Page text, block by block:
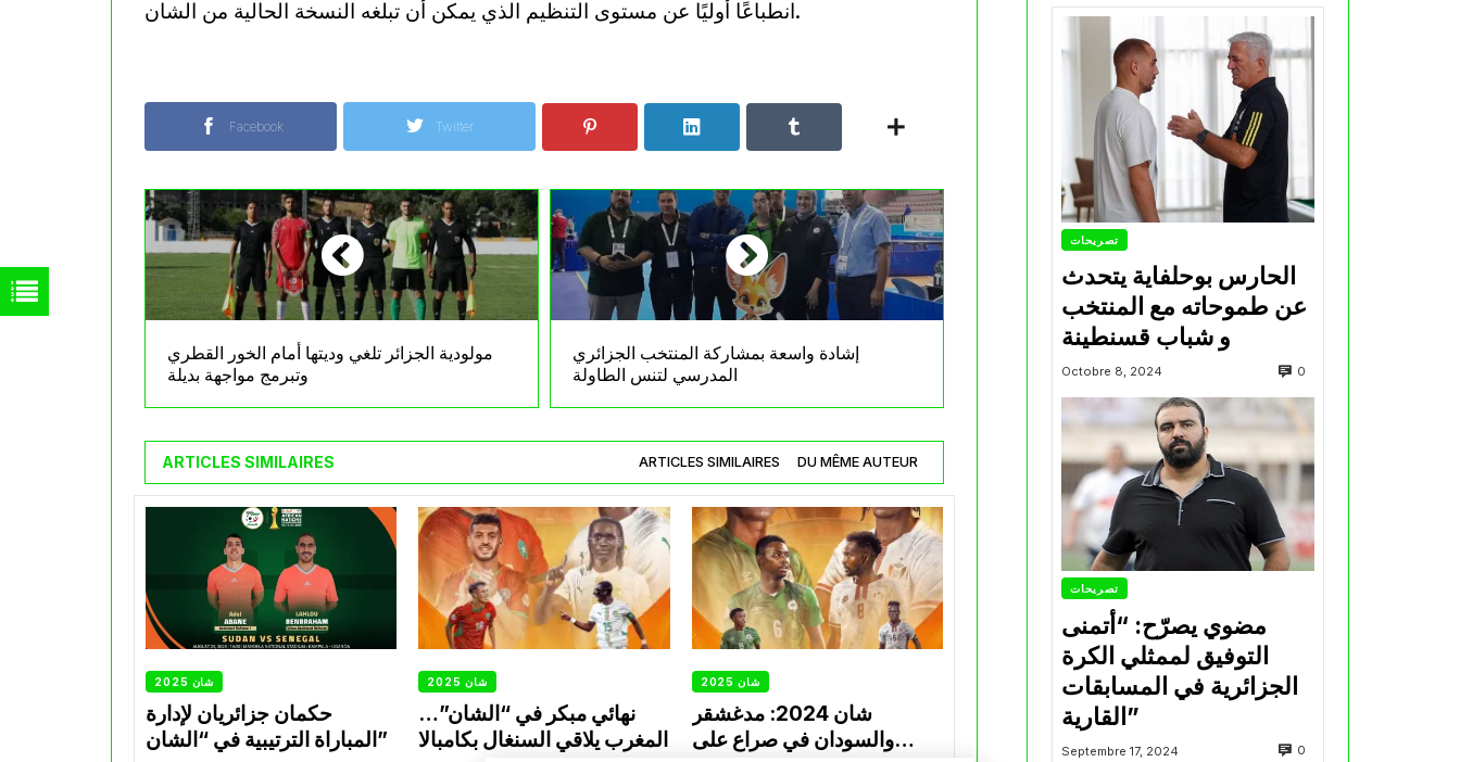
انطباعًا أوليًا عن مستوى التنظيم الذي يمكن أن تبلغه النسخة الحالية من الشان.
Facebook Twitter
مولودية الجزائر تلغي وديتها أمام الخور القطري
وتبرمج مواجهة بديلة
إشادة واسعة بمشاركة المنتخب الجزائري
المدرسي لتنس الطاولة
ARTICLES SIMILAIRES ARTICLES SIMILAIRES DU MÊME AUTEUR
شان 2025
حكمان جزائريان لإدارة
المباراة الترتيبية في “الشان”
شان 2025
نهائي مبكر في “الشان”…
المغرب يلاقي السنغال بكامبالا
شان 2025
شان 2024: مدغشقر
والسودان في صراع على
تصريحات
الحارس بوحلفاية يتحدث
عن طموحاته مع المنتخب
و شباب قسنطينة
Octobre 8, 2024 0
تصريحات
مضوي يصرّح: “أتمنى
التوفيق لممثلي الكرة
الجزائرية في المسابقات
القارية”
Septembre 17, 2024 0